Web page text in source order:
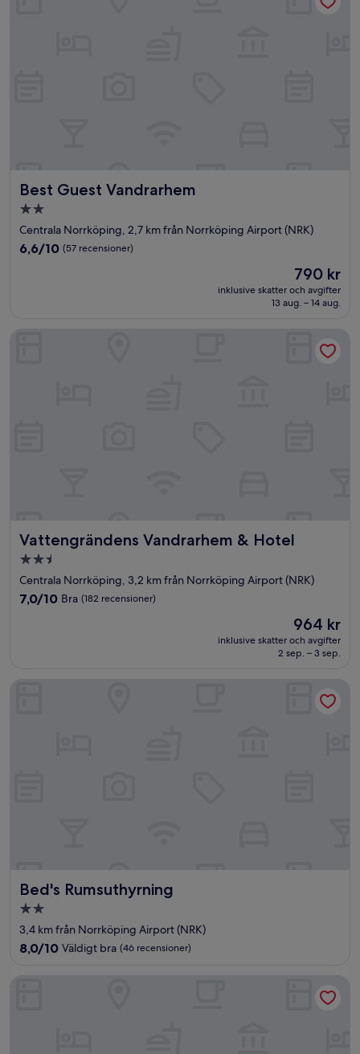
Best Guest Vandrarhem
Best Guest Vandrarhem
2.0-
stjärnigt
boende
Centrala Norrköping, 2,7 km från Norrköping Airport (NRK)
6.6
6,6/10 (57 recensioner)
Priset
är
790 kr
790 kr
inklusive skatter och avgifter
13 aug. – 14 aug.
Vattengrändens Vandrarhem & Hotel
Vattengrändens Vandrarhem & Hotel
2.5-
stjärnigt
boende
Centrala Norrköping, 3,2 km från Norrköping Airport (NRK)
7.0
7,0/10 Bra (182 recensioner)
Priset
är
964 kr
964 kr
inklusive skatter och avgifter
2 sep. – 3 sep.
Bed's Rumsuthyrning
Bed's Rumsuthyrning
2.0-
stjärnigt
boende
3,4 km från Norrköping Airport (NRK)
8.0
10,
8,0/10 Väldigt bra (46 recensioner)
Bed's Rumsuthyrning